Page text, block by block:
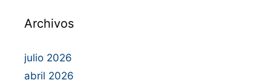
Archivos
julio 2026
abril 2026